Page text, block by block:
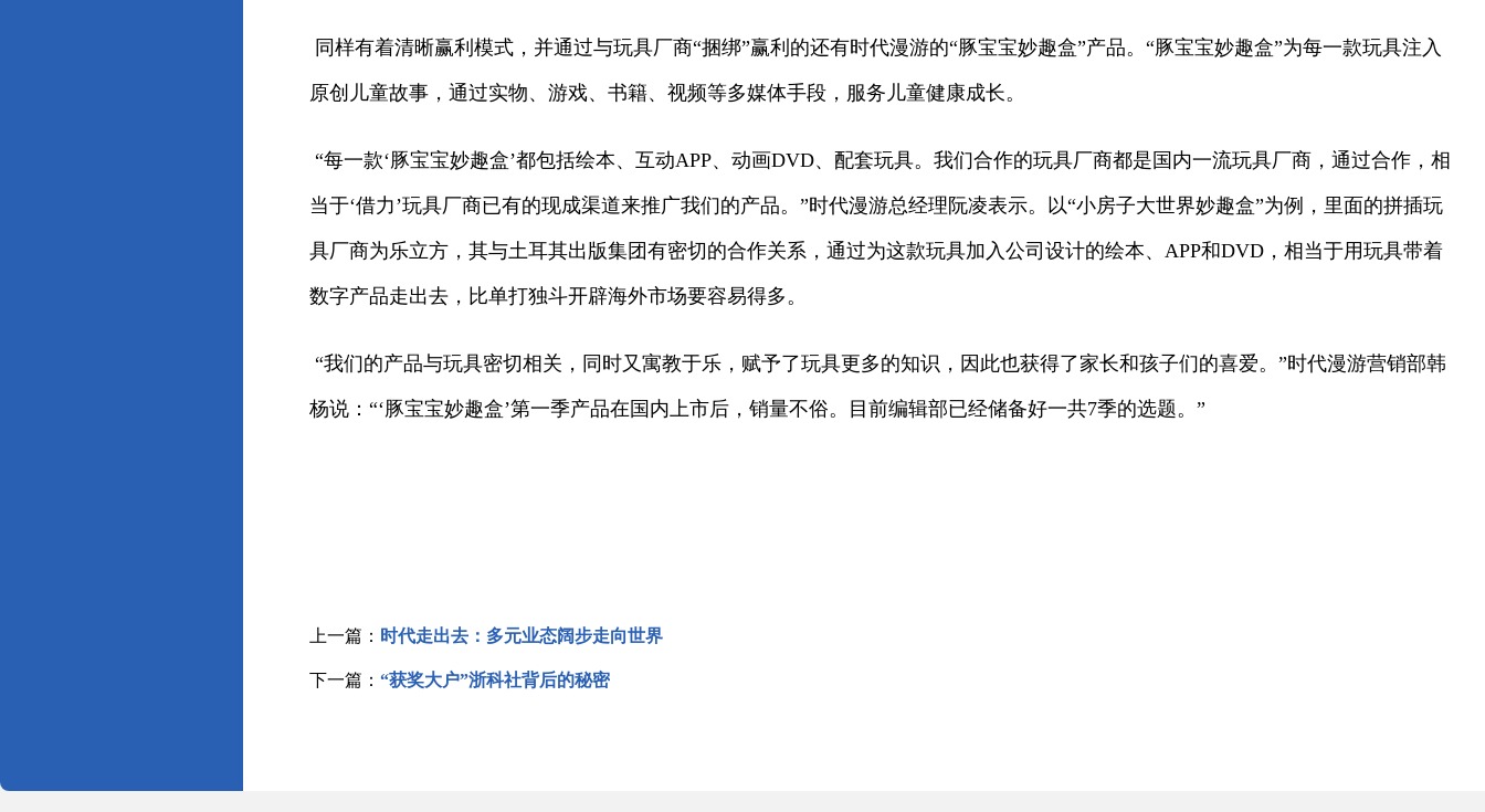
同样有着清晰赢利模式，并通过与玩具厂商“捆绑”赢利的还有时代漫游的“豚宝宝妙趣盒”产品。“豚宝宝妙趣盒”为每一款玩具注入
原创儿童故事，通过实物、游戏、书籍、视频等多媒体手段，服务儿童健康成长。
“每一款‘豚宝宝妙趣盒’都包括绘本、互动APP、动画DVD、配套玩具。我们合作的玩具厂商都是国内一流玩具厂商，通过合作，相
当于‘借力’玩具厂商已有的现成渠道来推广我们的产品。”时代漫游总经理阮凌表示。以“小房子大世界妙趣盒”为例，里面的拼插玩
具厂商为乐立方，其与土耳其出版集团有密切的合作关系，通过为这款玩具加入公司设计的绘本、APP和DVD，相当于用玩具带着
数字产品走出去，比单打独斗开辟海外市场要容易得多。
“我们的产品与玩具密切相关，同时又寓教于乐，赋予了玩具更多的知识，因此也获得了家长和孩子们的喜爱。”时代漫游营销部韩
杨说：“‘豚宝宝妙趣盒’第一季产品在国内上市后，销量不俗。目前编辑部已经储备好一共7季的选题。”
上一篇： 时代走出去：多元业态阔步走向世界
下一篇： “获奖大户”浙科社背后的秘密